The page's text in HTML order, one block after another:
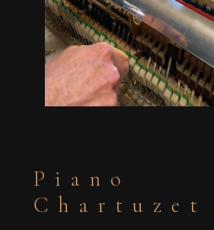
Piano
Chartuzet